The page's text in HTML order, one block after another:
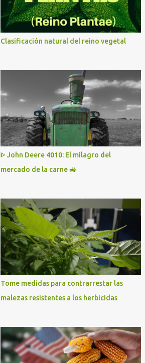
Clasificación natural del reino vegetal
ᐈ John Deere 4010: El milagro del
mercado de la carne 🚜
Tome medidas para contrarrestar las
malezas resistentes a los herbicidas